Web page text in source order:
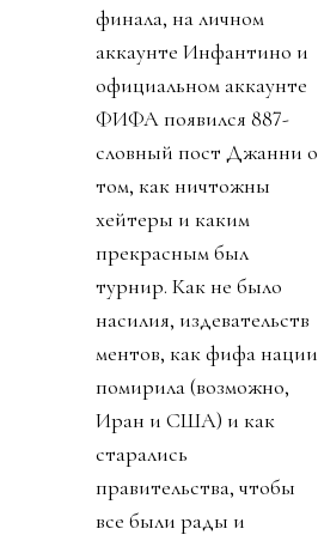
финала, на личном
аккаунте Инфантино и
официальном аккаунте
ФИФА появился 887-
словный пост Джанни о
том, как ничтожны
хейтеры и каким
прекрасным был
турнир. Как не было
насилия, издевательств
ментов, как фифа нации
помирила (возможно,
Иран и США) и как
старались
правительства, чтобы
все были рады и